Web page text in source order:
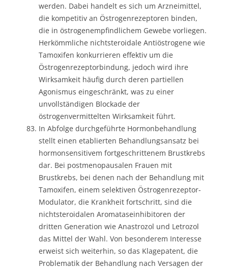
werden. Dabei handelt es sich um Arzneimittel,
die kompetitiv an Östrogenrezeptoren binden,
die in östrogenempfindlichem Gewebe vorliegen.
Herkömmliche nichtsteroidale Antiöstrogene wie
Tamoxifen konkurrieren effektiv um die
Östrogenrezeptorbindung, jedoch wird ihre
Wirksamkeit häufig durch deren partiellen
Agonismus eingeschränkt, was zu einer
unvollständigen Blockade der
östrogenvermittelten Wirksamkeit führt.
In Abfolge durchgeführte Hormonbehandlung
stellt einen etablierten Behandlungsansatz bei
hormonsensitivem fortgeschrittenem Brustkrebs
dar. Bei postmenopausalen Frauen mit
Brustkrebs, bei denen nach der Behandlung mit
Tamoxifen, einem selektiven Östrogenrezeptor-
Modulator, die Krankheit fortschritt, sind die
nichtsteroidalen Aromataseinhibitoren der
dritten Generation wie Anastrozol und Letrozol
das Mittel der Wahl. Von besonderem Interesse
erweist sich weiterhin, so das Klagepatent, die
Problematik der Behandlung nach Versagen der